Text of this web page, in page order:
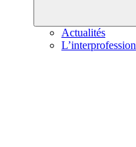
Actualités
L’interprofession